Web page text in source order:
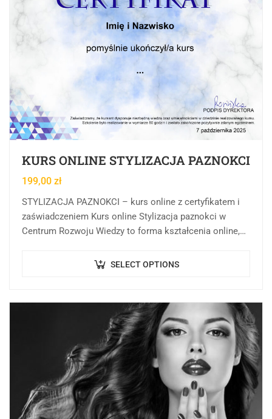
KURS ONLINE STYLIZACJA PAZNOKCI
199,00 zł
STYLIZACJA PAZNOKCI – kurs online z certyfikatem i
zaświadczeniem Kurs online Stylizacja paznokci w
Centrum Rozwoju Wiedzy to forma kształcenia online,
praktycznej, aktualnych…SELECT OPTIONS